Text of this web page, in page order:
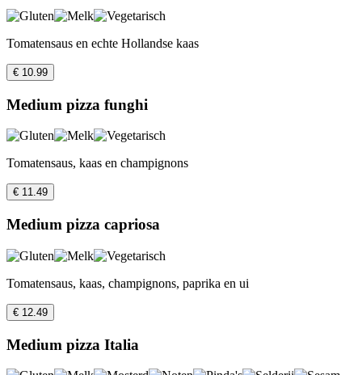
Tomatensaus en echte Hollandse kaas
€ 10.99
Medium pizza funghi
Tomatensaus, kaas en champignons
€ 11.49
Medium pizza capriosa
Tomatensaus, kaas, champignons, paprika en ui
€ 12.49
Medium pizza Italia